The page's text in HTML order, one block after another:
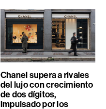
Chanel supera a rivales
del lujo con crecimiento
de dos dígitos,
impulsado por los